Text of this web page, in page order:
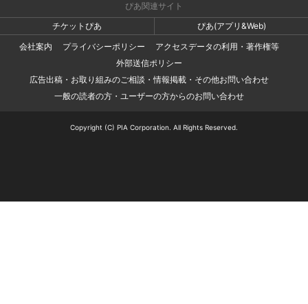
ぴあ関連サイト
チケットぴあ
ぴあ(アプリ&Web)
会社案内
プライバシーポリシー
アクセスデータの利用・著作権等
外部送信ポリシー
広告出稿・お取り組みのご相談・情報掲載・その他お問い合わせ
一般の読者の方・ユーザーの方からのお問い合わせ
Copyright (C) PIA Corporation. All Rights Reserved.